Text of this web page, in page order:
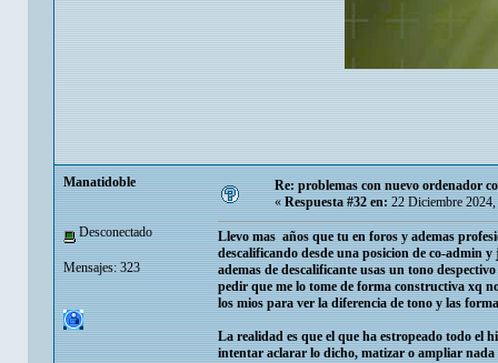
Manatidoble
Desconectado
Mensajes: 323
Re: problemas con nuevo ordenador
«Respuesta #32 en:22 Diciembre 2024,
Llevo mas años que tu en foros y ademas
descalificando desde una posicion de co-admin
ademas de descalificante usas un tono
pedir que me lo tome de forma constructiva xq
los mios para ver la diferencia de tono y las
La realidad es que el que ha estropeado todo el
intentar aclarar lo dicho, matizar o ampliar nada